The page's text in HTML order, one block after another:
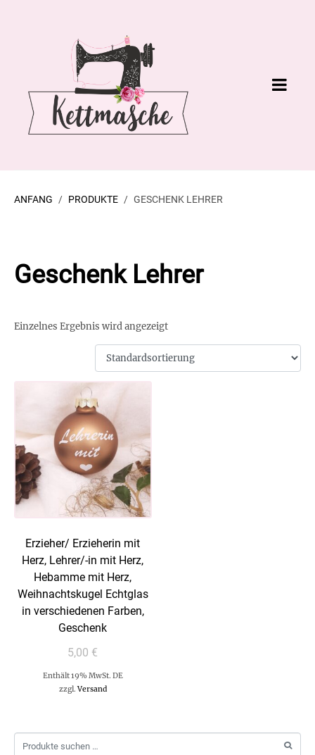
ANFANG PRODUKTE GESCHENK LEHRER
Geschenk Lehrer
Einzelnes Ergebnis wird angezeigt
Erzieher/ Erzieherin mit
Herz, Lehrer/-in mit Herz,
Hebamme mit Herz,
Weihnachtskugel Echtglas
in verschiedenen Farben,
Geschenk
5,00 €
Enthält 19% MwSt. DE
zzgl.Versand